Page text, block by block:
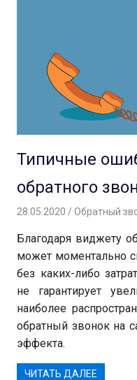
Типичные
обратного
28.05.2020 Вероника
Обратный
Благодаря виджету
может моментально
без каких-либо
не гарантирует
наиболее
обратный звонок на
эффекта.
ЧИТАТЬ ДАЛЕЕ